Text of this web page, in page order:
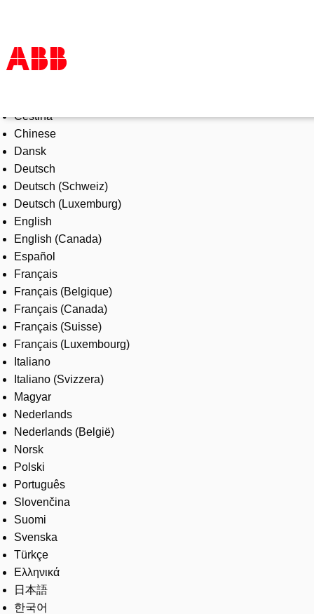
Products & Solutions
Industries
Services
About us
Where to buy
Contact us
Careers
Čeština
Chinese
Dansk
Deutsch
Deutsch (Schweiz)
Deutsch (Luxemburg)
English
English (Canada)
Español
Français
Français (Belgique)
Français (Canada)
Français (Suisse)
Français (Luxembourg)
Italiano
Italiano (Svizzera)
Magyar
Nederlands
Nederlands (België)
Norsk
Polski
Português
Slovenčina
Suomi
Svenska
Türkçe
Ελληνικά
日本語
한국어